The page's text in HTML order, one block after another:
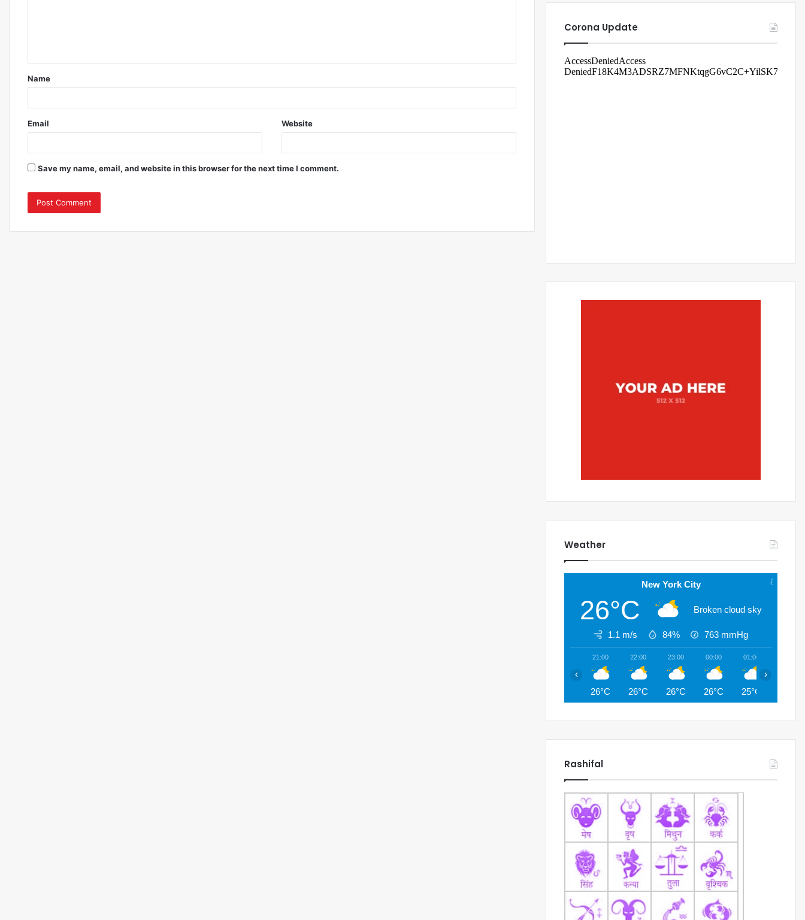
Name
Email Website
Save my name, email, and website in this browser for the next time I comment.
Corona Update
Weather
New York City
26°C Broken cloud sky
1.1 m/s 84% 763 mmHg
21:00
26°C
22:00
26°C
23:00
26°C
00:00
26°C
01:00
25°C
‹ ›
Rashifal